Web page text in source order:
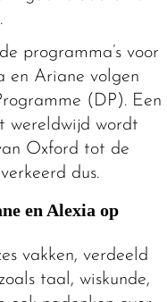
programma’s voor
en Ariane volgen
(DP). Een
wereldwijd wordt
Oxford tot de
dus.
en Alexia op
vakken, verdeeld
taal, wiskunde,